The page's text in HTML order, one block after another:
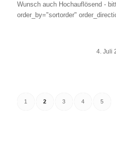
Wunsch auch Hochauflösend -
order_by="sortorder"
4. Juli
1 2 3 4 5